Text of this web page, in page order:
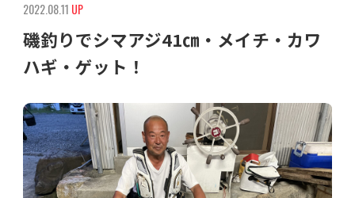
2022.08.11 UP
磯釣りでシマアジ41㎝・メイチ・カワ
ハギ・ゲット！